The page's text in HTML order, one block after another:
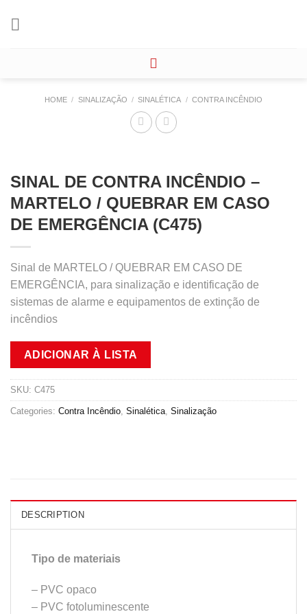
HOME / SINALIZAÇÃO / SINALÉTICA / CONTRA INCÊNDIO
SINAL DE CONTRA INCÊNDIO –
MARTELO / QUEBRAR EM CASO
DE EMERGÊNCIA (C475)
Sinal de MARTELO / QUEBRAR EM CASO DE
EMERGÊNCIA, para sinalização e identificação de
sistemas de alarme e equipamentos de extinção de
incêndios
ADICIONAR À LISTA
SKU: C475
Categories: Contra Incêndio Sinalética Sinalização
DESCRIPTION
Tipo de materiais
– PVC opaco
– PVC fotoluminescente